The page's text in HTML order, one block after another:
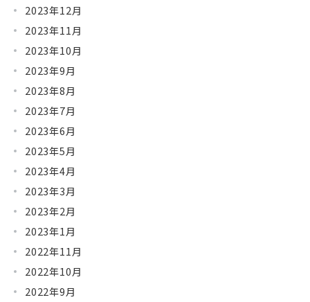
2023年12月
2023年11月
2023年10月
2023年9月
2023年8月
2023年7月
2023年6月
2023年5月
2023年4月
2023年3月
2023年2月
2023年1月
2022年11月
2022年10月
2022年9月